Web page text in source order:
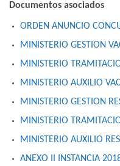
Documentos asociados
ORDEN ANUNCIO
MINISTERIO GESTION
MINISTERIO
MINISTERIO AUXILIO
MINISTERIO GESTION
MINISTERIO
MINISTERIO AUXILIO
ANEXO II INSTANCIA